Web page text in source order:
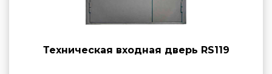
Техническая входная дверь RS119